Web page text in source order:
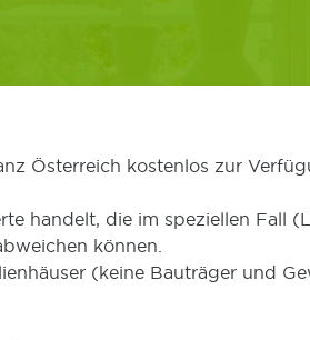
Österreich kostenlos zur
handelt, die im speziellen Fall
können.
(keine Bauträger und